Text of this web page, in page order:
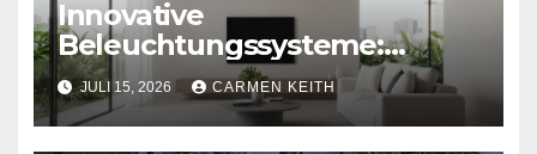
Innovative
Beleuchtungssysteme:
Moderne magnetische
Schienensysteme für
Zuhause
JULI 15, 2026 CARMEN KEITH